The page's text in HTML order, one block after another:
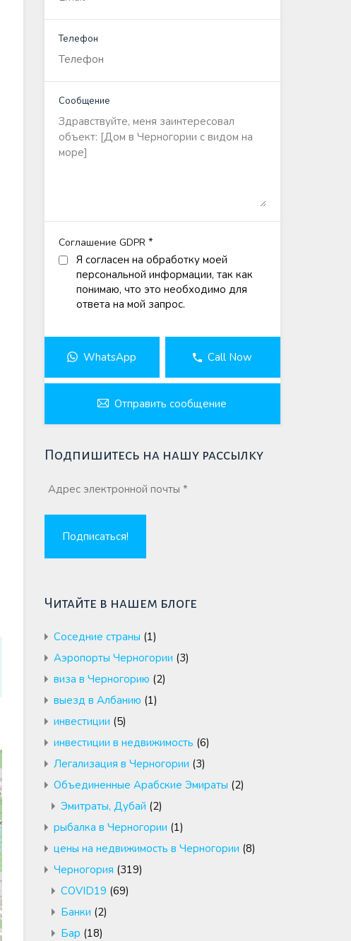
Телефон
Сообщение
Соглашение GDPR *
Я согласен на обработку моей
персональной информации, так как
понимаю, что это необходимо для
ответа на мой запрос.
WhatsApp Call Now
Отправить сообщение
Подпишитесь на нашу рассылку
Читайте в нашем блоге
Cоседние страны (1)
Аэропорты Черногории (3)
виза в Черногорию (2)
выезд в Албанию (1)
инвестиции (5)
инвестиции в недвижимость (6)
Легализация в Черногории (3)
Объединенные Арабские Эмираты (2)
Эмитраты, Дубай (2)
рыбалка в Черногории (1)
цены на недвижимость в Черногории (8)
Черногория (319)
COVID19 (69)
Банки (2)
Бар (18)